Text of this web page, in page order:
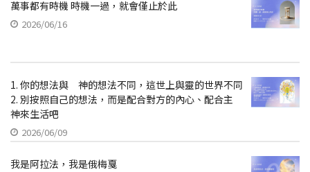
萬事都有時機 時機一過，就會僅止於此
2026/06/16
1. 你的想法與 神的想法不同，這世上與靈的世界不同
2. 別按照自己的想法，而是配合對方的內心、配合主
神來生活吧
2026/06/09
我是阿拉法，我是俄梅戛